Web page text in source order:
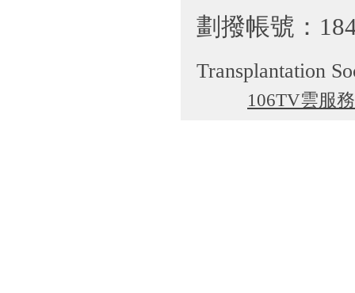
劃撥帳號：
Transplantation
106TV雲服務